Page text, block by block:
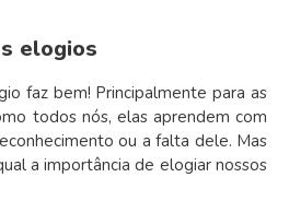
elogios
faz bem! Principalmente para as
todos nós, elas aprendem com
ou a falta dele. Mas
a importância de elogiar nossos